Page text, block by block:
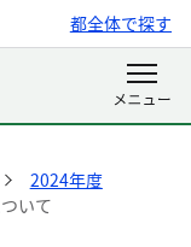
都全体で探す
2024年度
いて